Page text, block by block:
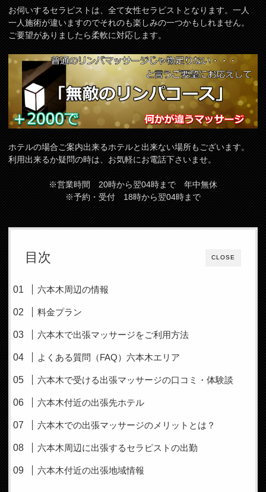
お伺いするセラピストは、全て女性セラピストとなります。一人
一人施術が違いますのでそれのも楽しみの一つかもしれません。
ご要望がありましたら柔軟に対応します。
ホテルの場合ご案内出来るホテルと出来ない場所もございます。
利用出来るか疑問の時は、お気軽にお電話下さいませ。
※営業時間 20時から翌04時まで 年中無休
※予約・受付 18時から翌04時まで
CLOSE
目次
六本木周辺の情報
料金プラン
六本木で出張マッサージをご利用方法
よくある質問（FAQ）六本木エリア
六本木で受ける出張マッサージの口コミ・体験談
六本木付近の出張先ホテル
六本木での出張マッサージのメリットとは？
六本木周辺に出張するセラピストの出勤
六本木付近の出張地域情報